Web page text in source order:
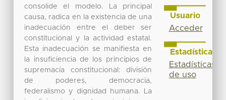
consolide el modelo. La principal
causa, radica en la existencia de una
inadecuación entre el deber ser
constitucional y la actividad estatal.
Esta inadecuación se manifiesta en
la insuficiencia de los principios de
supremacía constitucional: división
de poderes, democracia,
federalismo y dignidad humana. La
Usuario
Acceder
Estadísticas
Estadísticas
de uso